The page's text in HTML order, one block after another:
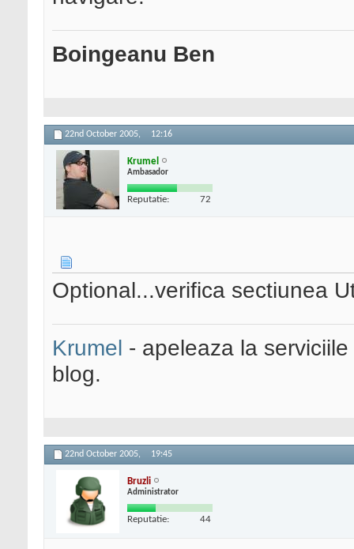
Boingeanu Ben
22nd October 2005, 12:16
Krumel
Ambasador
Reputatie: 72
Optional...verifica sectiunea
Krumel - apeleaza la
blog.
22nd October 2005, 19:45
Bruzli
Administrator
Reputatie: 44